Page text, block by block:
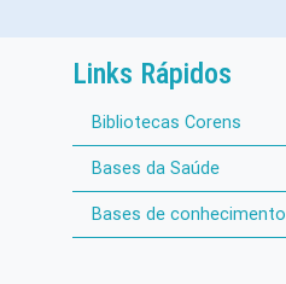
Links Rápidos
Bibliotecas Corens
Bases da Saúde
Bases de conhecimento